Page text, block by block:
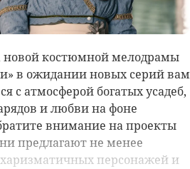
новой костюмной мелодрамы
в ожидании новых серий вам
с атмосферой богатых усадеб,
и любви на фоне
внимание на проекты
предлагают не менее
персонажей и